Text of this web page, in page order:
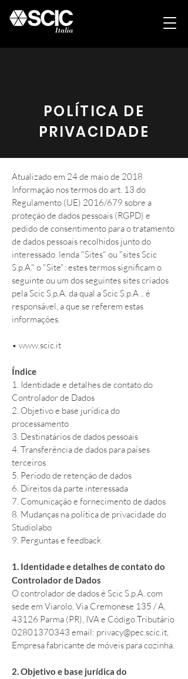
POLÍTICA DE
PRIVACIDADE
Atualizado em 24 de maio de 2018
Informação nos termos do art. 13 do
Regulamento (UE) 2016/679 sobre a
proteção de dados pessoais (RGPD) e
pedido de consentimento para o tratamento
de dados pessoais recolhidos junto do
interessado. lenda "Sites" ou "sites Scic
S.p.A." o "Site": estes termos significam o
seguinte ou um dos seguintes sites criados
pela Scic S.p.A. da qual a Scic S.p.A .. é
responsável, a que se referem estas
informações.
• www.scic.it
Índice
1. Identidade e detalhes de contato do
Controlador de Dados
2. Objetivo e base jurídica do
processamento
3. Destinatários de dados pessoais
4. Transferência de dados para países
terceiros
5. Período de retenção de dados
6. Direitos da parte interessada
7. Comunicação e fornecimento de dados
8. Mudanças na política de privacidade do
Studiolabo
9. Perguntas e feedback
1. Identidade e detalhes de contato do
Controlador de Dados
O controlador de dados é Scic S.p.A. com
sede em Viarolo, Via Cremonese 135 / A,
43126 Parma (PR), IVA e Código Tributário
02801370343 email: privacy@pec.scic.it,
Empresa fabricante de móveis para cozinha.
2. Objetivo e base jurídica do